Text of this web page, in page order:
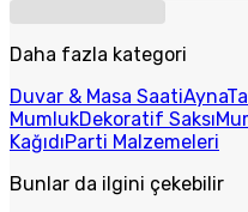
Daha fazla kategori
Duvar & Masa SaatiAyna
MumlukDekoratif Saksı
KağıdıParti Malzemeleri
Bunlar da ilgini çekebilir